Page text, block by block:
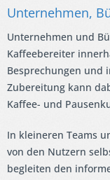
Unternehmen,
Unternehmen und
Kaffeebereiter
Besprechungen und
Zubereitung kann
Kaffee- und
In kleineren Teams
von den Nutzern
begleiten den